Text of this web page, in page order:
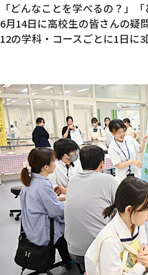
「どんなことを学べるの？」
6月14日に高校生の皆さんの疑
12の学科・コースごとに1日に